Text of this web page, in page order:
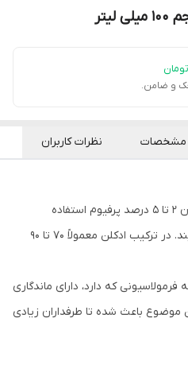
تومان
مشخصات نظرات کاربران
معمولاً به عطرهایی که در ترکیبشان 2 تا 5 درصد پرفیوم استفاده
می‌شود، از لحاظ فنی ادکلن می‌گویند. در ترکیب ادکلن معمولاً 70 تا 90
فرمولاسیونی که دارد، دارای ماندگاری
باعث شده تا طرفداران زیادی